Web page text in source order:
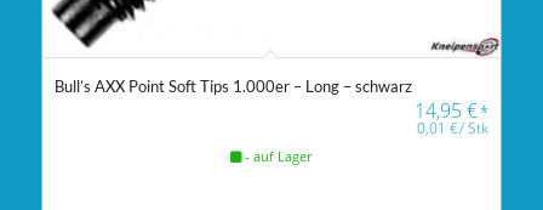
Bull’s AXX Point Soft Tips 1.000er – Long – schwarz
14,95€*
0,01€/Stk
- auf Lager